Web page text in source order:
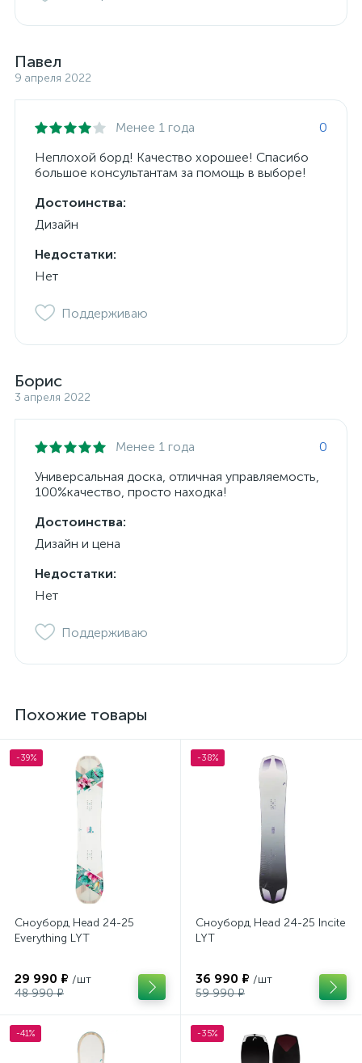
Павел
9 апреля 2022
Менее 1 года
0
Неплохой борд! Качество хорошее! Спасибо
большое консультантам за помощь в выборе!
Достоинства:
Дизайн
Недостатки:
Нет
Поддерживаю
Борис
3 апреля 2022
Менее 1 года
0
Универсальная доска, отличная управляемость,
100%качество, просто находка!
Достоинства:
Дизайн и цена
Недостатки:
Нет
Поддерживаю
Похожие товары
-39%
Сноуборд Head 24-25
Everything LYT
29 990 ₽ /шт
48 990 ₽
-38%
Сноуборд Head 24-25 Incite
LYT
36 990 ₽ /шт
59 990 ₽
-41% -35%